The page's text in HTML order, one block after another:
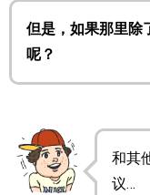
但是，如果那里除
呢？
和其
议…